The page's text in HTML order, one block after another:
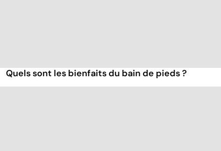
Quels sont les bienfaits du bain de pieds ?